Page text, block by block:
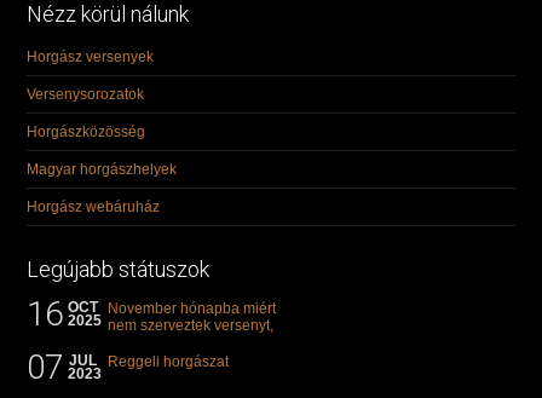
Nézz körül nálunk
Horgász versenyek
Versenysorozatok
Horgászközösség
Magyar horgászhelyek
Horgász webáruház
Legújabb státuszok
16 OCT
2025
November hónapba miért
nem szerveztek versenyt,
"kárászos"...
07 JUL
2023
Reggeli horgászat